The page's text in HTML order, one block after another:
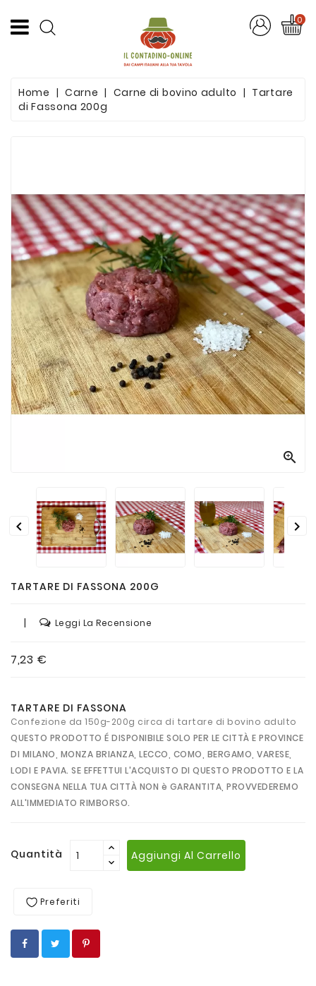
Frutta
Succhi
Di
Frutta
Pasta
Artigianale
Passate
E
Conserve
Vini
E
0
Home Carne Carne di bovino adulto
Tartare
di Fassona 200g

 
TARTARE DI FASSONA 200G
| Leggi La Recensione
7,23 €
TARTARE DI FASSONA
Confezione da 150g-200g circa di tartare di bovino adulto
QUESTO PRODOTTO É DISPONIBILE SOLO PER LE CITTÀ E PROVINCE
DI MILANO, MONZA BRIANZA, LECCO, COMO, BERGAMO, VARESE,
LODI E PAVIA. SE EFFETTUI L'ACQUISTO DI QUESTO PRODOTTO E LA
CONSEGNA NELLA TUA CITTÀ NON è GARANTITA, PROVVEDEREMO
ALL'IMMEDIATO RIMBORSO.
Quantità Aggiungi Al Carrello
Preferiti